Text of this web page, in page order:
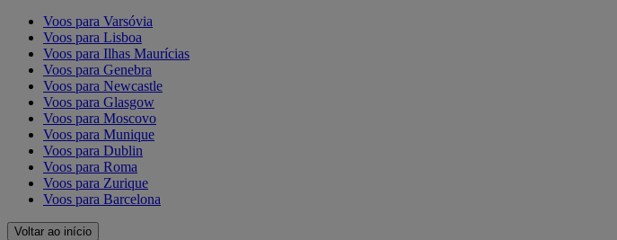
Voos para Varsóvia
Voos para Lisboa
Voos para Ilhas Maurícias
Voos para Genebra
Voos para Newcastle
Voos para Glasgow
Voos para Moscovo
Voos para Munique
Voos para Dublin
Voos para Roma
Voos para Zurique
Voos para Barcelona
Voltar ao início